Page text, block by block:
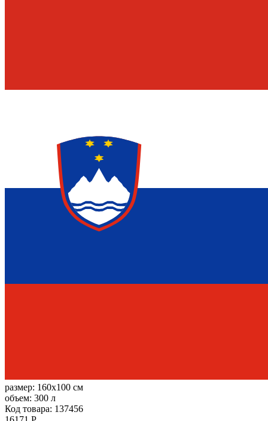
размер: 160x100 см
объем: 300 л
Код товара: 137456